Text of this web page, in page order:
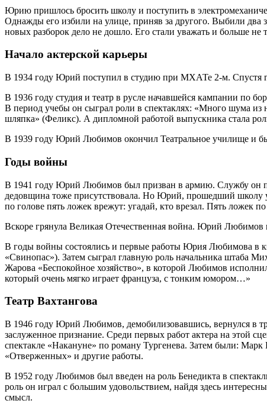
Юрию пришлось бросить школу и поступить в
Однажды его избили на улице, приняв за другого. Выбили два
новых разборок дело не дошло. Его стали уважать и больше не
Начало актерской карьеры
В 1934 году Юрий поступил в студию при МХАТе 2-м. Спустя
В 1936 году студия и театр в русле начавшейся кампании по
В период учебы он сыграл роли в спектаклях: «Много шума
шляпка» (Феликс). А дипломной работой выпускника стала
В 1939 году Юрий Любимов окончил Театральное училище и
Годы войны
В 1941 году Юрий Любимов был призван в армию. Службу он
дедовщина тоже присутствовала. Но Юрий, прошедший школу
по голове пять ложек врежут: угадай, кто врезал. Пять ложек
Вскоре грянула Великая Отечественная война. Юрий Любимов
В годы войны состоялись и первые работы Юрия Любимова в
«Свинопас»). Затем сыграл главную роль начальника штаба
Жарова «Беспокойное хозяйство», в которой Любимов
который очень мягко играет француза, с тонким юмором…»
Театр Вахтангова
В 1946 году Юрий Любимов, демобилизовавшись, вернулся в
заслуженное признание. Среди первых работ актера на этой
спектакле «Накануне» по роману Тургенева. Затем были:
«Отверженных» и другие работы.
В 1952 году Любимов был введен на роль Бенедикта в
роль он играл с большим удовольствием, найдя здесь
смысл.